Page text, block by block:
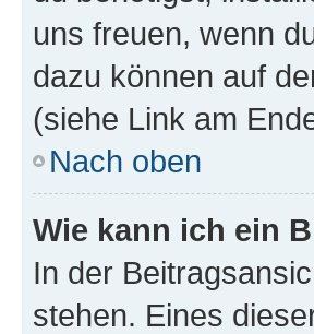
uns freuen, wenn
dazu können auf
(siehe Link am
Nach oben
Wie kann ich ein
In der
stehen. Eines